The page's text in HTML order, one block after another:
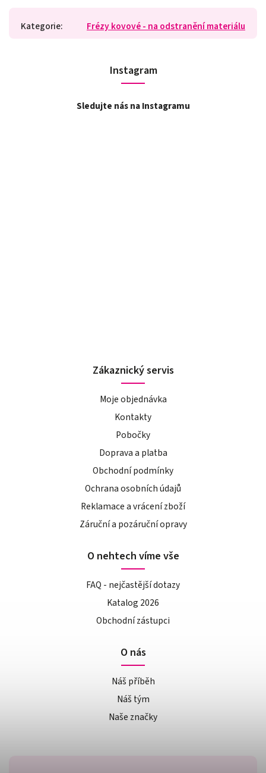
Kategorie: Frézy kovové - na odstranění materiálu
Instagram
Sledujte nás na Instagramu
Zákaznický servis
Moje objednávka
Kontakty
Pobočky
Doprava a platba
Obchodní podmínky
Ochrana osobních údajů
Reklamace a vrácení zboží
Záruční a pozáruční opravy
O nehtech víme vše
FAQ - nejčastější dotazy
Katalog 2026
Obchodní zástupci
O nás
Náš příběh
Náš tým
Naše značky